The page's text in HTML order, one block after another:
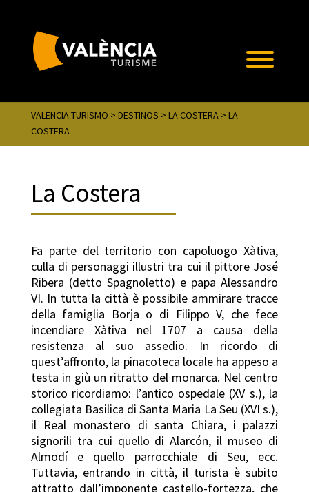
VALENCIA TURISMO > DESTINOS > LA COSTERA> LA
COSTERA
La Costera
Fa parte del territorio con capoluogo Xàtiva,
culla di personaggi illustri tra cui il pittore José
Ribera (detto Spagnoletto) e papa Alessandro
VI. In tutta la città è possibile ammirare tracce
della famiglia Borja o di Filippo V, che fece
incendiare Xàtiva nel 1707 a causa della
resistenza al suo assedio. In ricordo di
quest’affronto, la pinacoteca locale ha appeso a
testa in giù un ritratto del monarca. Nel centro
storico ricordiamo: l’antico ospedale (XV s.), la
collegiata Basilica di Santa Maria La Seu (XVI s.),
il Real monastero di santa Chiara, i palazzi
signorili tra cui quello di Alarcón, il museo di
Almodí e quello parrocchiale di Seu, ecc.
Tuttavia, entrando in città, il turista è subito
attratto dall’imponente castello-fortezza, che